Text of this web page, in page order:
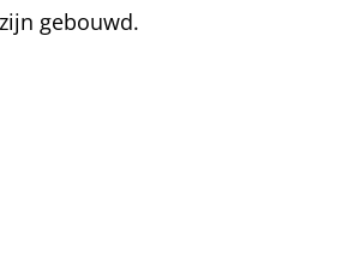
gebouwd.